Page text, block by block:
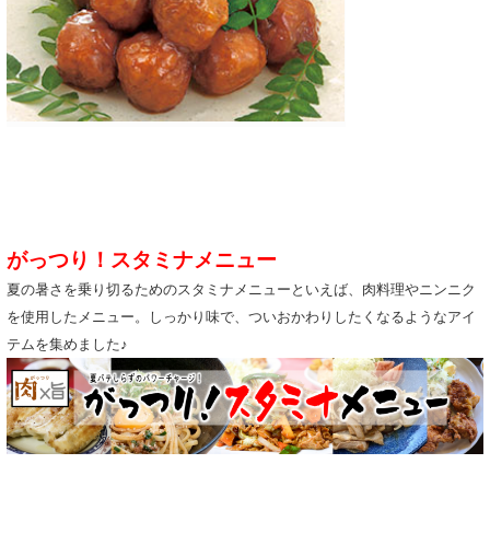
がっつり！スタミナメニュー
夏の暑さを乗り切るためのスタミナメニューといえば、肉料理やニンニク
を使用したメニュー。しっかり味で、ついおかわりしたくなるようなアイ
テムを集めました♪